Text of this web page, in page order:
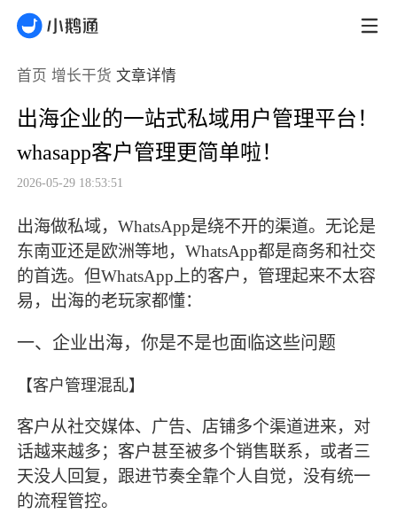
首页 增长干货 文章详情
出海企业的一站式私域用户管理平台！
whasapp客户管理更简单啦！
2026-05-29 18:53:51
出海做私域，WhatsApp是绕不开的渠道。无论是
东南亚还是欧洲等地，WhatsApp都是商务和社交
的首选。但WhatsApp上的客户，管理起来不太容
易，出海的老玩家都懂：
一、企业出海，你是不是也面临这些问题
【客户管理混乱】
客户从社交媒体、广告、店铺多个渠道进来，对
话越来越多；客户甚至被多个销售联系，或者三
天没人回复，跟进节奏全靠个人自觉，没有统一
的流程管控。